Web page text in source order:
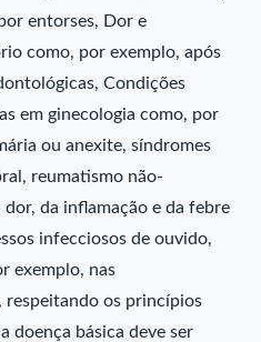
entorses, Dor e
como, por exemplo, após
Condições
em ginecologia como, por
ou anexite, síndromes
reumatismo não-
da inflamação e da febre
infecciosos de ouvido,
exemplo, nas
os princípios
doença básica deve ser